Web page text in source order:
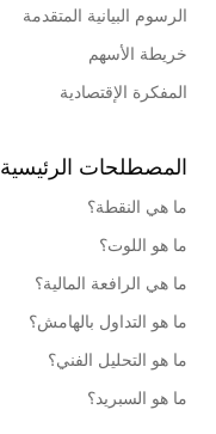
الرسوم البيانية المتقدمة
خريطة الأسهم
المفكرة الإقتصادية
المصطلحات الرئيسية
ما هي النقطة؟
ما هو اللوت؟
ما هي الرافعة المالية؟
ما هو التداول بالهامش؟
ما هو التحليل الفني؟
ما هو السبريد؟